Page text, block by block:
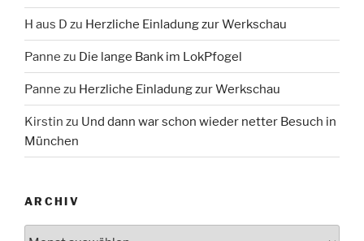
H aus D zu Herzliche Einladung zur Werkschau
Panne zu Die lange Bank im LokPfogel
Panne zu Herzliche Einladung zur Werkschau
Kirstin zu Und dann war schon wieder netter Besuch in
München
ARCHIV